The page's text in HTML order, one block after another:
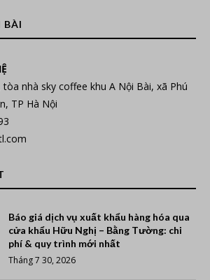
BÀI
nhà sky coffee khu A Nội Bài, xã Phú
TP Hà Nội
Báo giá dịch vụ xuất khẩu hàng hóa qua
cửa khẩu Hữu Nghị – Bằng Tường: chi
phí & quy trình mới nhất
Tháng 7 30, 2026